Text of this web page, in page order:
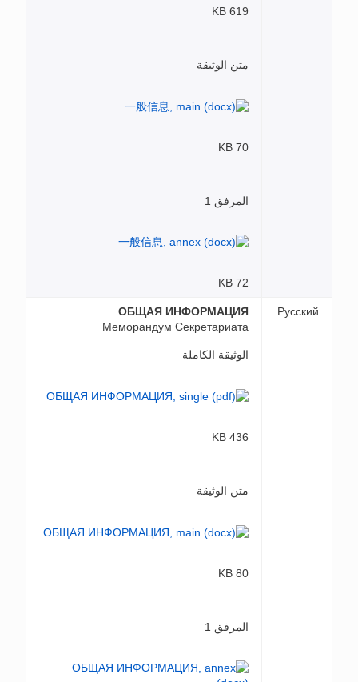
619 KB
متن الوثيقة
70 KB
المرفق 1
72 KB
Русский
ОБЩАЯ ИНФОРМАЦИЯ
Меморандум Секретариата
الوثيقة الكاملة
436 KB
متن الوثيقة
80 KB
المرفق 1